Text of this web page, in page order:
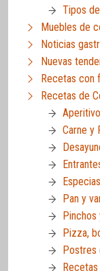
Tipos
Muebles de
Noticias
Nuevas
Recetas con
Recetas de
Carne y
Pan y
Pinchos
Pizza,
Postres